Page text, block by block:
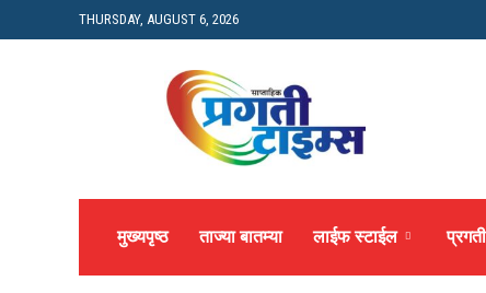
THURSDAY, AUGUST 6, 2026
Pragati
Times
मुख्यपृष्ठ ताज्या बातम्या लाईफ स्टाईल